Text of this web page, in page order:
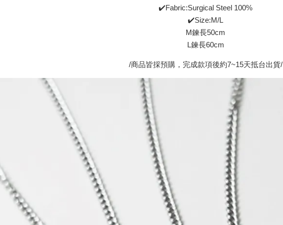
✔️Fabric:Surgical Steel 100%
✔️Size:M/L
M鍊長50cm
L鍊長60cm
/商品皆採預購，完成款項後約7~15天抵台出貨/